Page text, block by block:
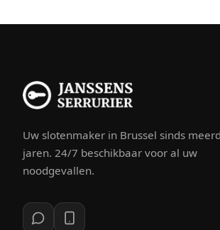
Uw slotenmaker in Brussel sinds
jaren. 24/7 beschikbaar voor al uw
noodgevallen.